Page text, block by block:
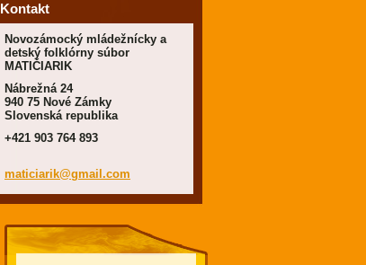
Kontakt
Novozámocký mládežnícky a
detský folklórny súbor
MATIČIARIK
Nábrežná 24
940 75 Nové Zámky
Slovenská republika
+421 903 764 893
maticiarik@gmail .com